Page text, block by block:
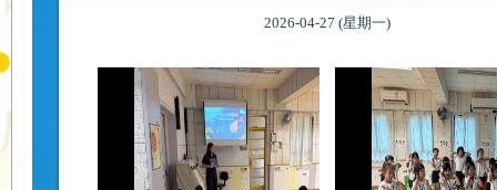
2026-04-27 (星期一)